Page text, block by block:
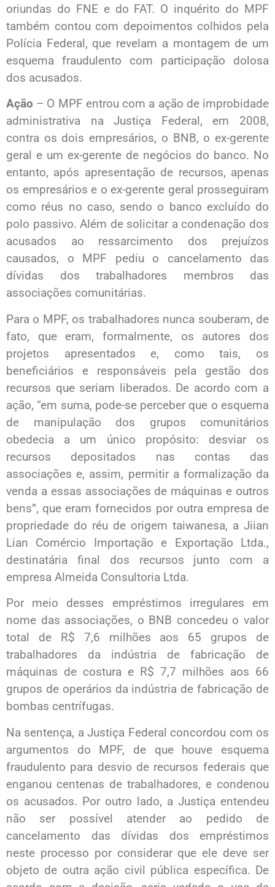
oriundas do FNE e do FAT. O inquérito do MPF
também contou com depoimentos colhidos pela
Polícia Federal, que revelam a montagem de um
esquema fraudulento com participação dolosa
dos acusados.
Ação – O MPF entrou com a ação de improbidade
administrativa na Justiça Federal, em 2008,
contra os dois empresários, o BNB, o ex-gerente
geral e um ex-gerente de negócios do banco. No
entanto, após apresentação de recursos, apenas
os empresários e o ex-gerente geral prosseguiram
como réus no caso, sendo o banco excluído do
polo passivo. Além de solicitar a condenação dos
acusados ao ressarcimento dos prejuízos
causados, o MPF pediu o cancelamento das
dívidas dos trabalhadores membros das
associações comunitárias.
Para o MPF, os trabalhadores nunca souberam, de
fato, que eram, formalmente, os autores dos
projetos apresentados e, como tais, os
beneficiários e responsáveis pela gestão dos
recursos que seriam liberados. De acordo com a
ação, “em suma, pode-se perceber que o esquema
de manipulação dos grupos comunitários
obedecia a um único propósito: desviar os
recursos depositados nas contas das
associações e, assim, permitir a formalização da
venda a essas associações de máquinas e outros
bens”, que eram fornecidos por outra empresa de
propriedade do réu de origem taiwanesa, a Jiian
Lian Comércio Importação e Exportação Ltda.,
destinatária final dos recursos junto com a
empresa Almeida Consultoria Ltda.
Por meio desses empréstimos irregulares em
nome das associações, o BNB concedeu o valor
total de R$ 7,6 milhões aos 65 grupos de
trabalhadores da indústria de fabricação de
máquinas de costura e R$ 7,7 milhões aos 66
grupos de operários da indústria de fabricação de
bombas centrífugas.
Na sentença, a Justiça Federal concordou com os
argumentos do MPF, de que houve esquema
fraudulento para desvio de recursos federais que
enganou centenas de trabalhadores, e condenou
os acusados. Por outro lado, a Justiça entendeu
não ser possível atender ao pedido de
cancelamento das dívidas dos empréstimos
neste processo por considerar que ele deve ser
objeto de outra ação civil pública específica. De